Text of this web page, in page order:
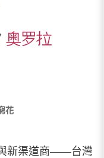
花
新渠道商——台灣